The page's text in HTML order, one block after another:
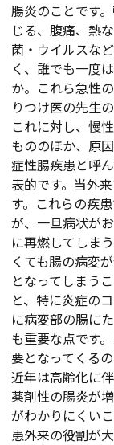
腸炎のことです
じる、腹痛、熱
菌・ウイルスな
く、誰でも一度
か。これら急性
りつけ医の先生
これに対し、慢
もののほか、原
症性腸疾患と呼
表的です。当外
す。これらの疾
が、一旦病状が
に再燃してしま
くても腸の病変
となってしまう
と、特に炎症の
に病変部の腸に
も重要な点です
要となってくるの
近年は高齢化に
薬剤性の腸炎が
がわかりにくい
患外来の役割が